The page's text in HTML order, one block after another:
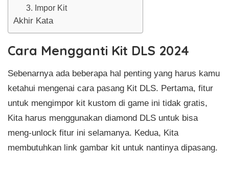
3. Impor Kit
Akhir Kata
Cara Mengganti Kit DLS 2024
Sebenarnya ada beberapa hal penting yang harus kamu
ketahui mengenai cara pasang Kit DLS. Pertama, fitur
untuk mengimpor kit kustom di game ini tidak gratis,
Kita harus menggunakan diamond DLS untuk bisa
meng-unlock fitur ini selamanya. Kedua, Kita
membutuhkan link gambar kit untuk nantinya dipasang.